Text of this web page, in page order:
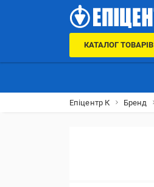
КАТАЛОГ ТОВАРІВ
Епіцентр К Бренд